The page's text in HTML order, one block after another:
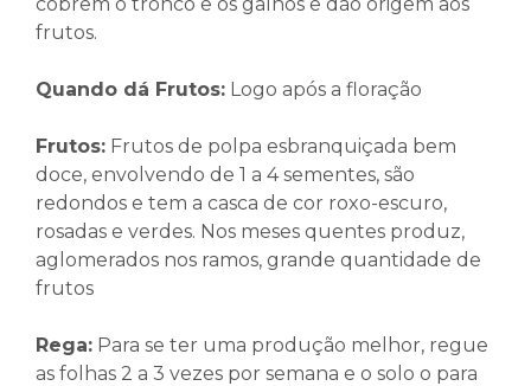
frutos.
Quando dá Frutos: Logo após a floração
Frutos: Frutos de polpa esbranquiçada bem
doce, envolvendo de 1 a 4 sementes, são
redondos e tem a casca de cor roxo-escuro,
rosadas e verdes. Nos meses quentes produz,
aglomerados nos ramos, grande quantidade de
frutos
Rega: Para se ter uma produção melhor, regue
as folhas 2 a 3 vezes por semana e o solo o para